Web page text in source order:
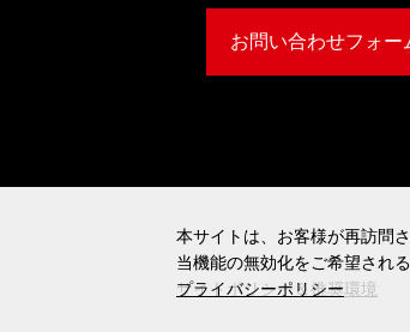
本サイトは、お客様が再訪問
当機能の無効化をご希望され
サイトポリシー＆推奨環境
本サイトは、お客様が再訪問
当機能の無効化をご希望され
プライバシーポリシー
お問い合わせフォー